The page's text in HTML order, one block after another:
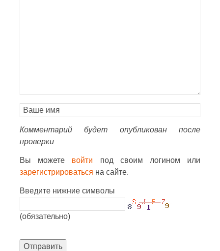
Комментарий будет опубликован после
проверки
Вы можете войти под своим логином или
зарегистрироваться на сайте.
Введите нижние символы
(обязательно)
Отправить